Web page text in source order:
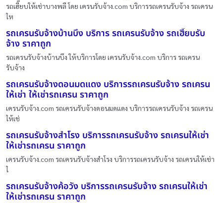
รถเฮี๊ยบให้เช่าบางพลี โดย เครนรับจ้าง.com บริการรถเครนรับจ้าง รถเครน
ให
รถเครนรับจ้างบ้านบึง บริการ รถเครนรับจ้าง รถเฮี๊ยบรับ
จ้าง ราคาถูก
รถเครนรับจ้างบ้านบึง ให้บริการโดย เครนรับจ้าง.com บริการ รถเครน
รับจ้าง
รถเครนรับจ้างดอนมดแดง บริการรถเครนรับจ้าง รถเครน
ให้เช่า ให้เช่ารถเครน ราคาถูก
เครนรับจ้าง.com รถเครนรับจ้างดอนมดแดง บริการรถเครนรับจ้าง รถเครน
ให้เช่
รถเครนรับจ้างสำโรง บริการรถเครนรับจ้าง รถเครนให้เช่า
ให้เช่ารถเครน ราคาถูก
เครนรับจ้าง.com รถเครนรับจ้างสำโรง บริการรถเครนรับจ้าง รถเครนให้เช่า
ใ
รถเครนรับจ้างค้อวัง บริการรถเครนรับจ้าง รถเครนให้เช่า
ให้เช่ารถเครน ราคาถูก